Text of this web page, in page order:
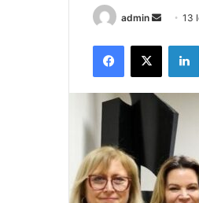
admin
Send
email
13
Facebook
X